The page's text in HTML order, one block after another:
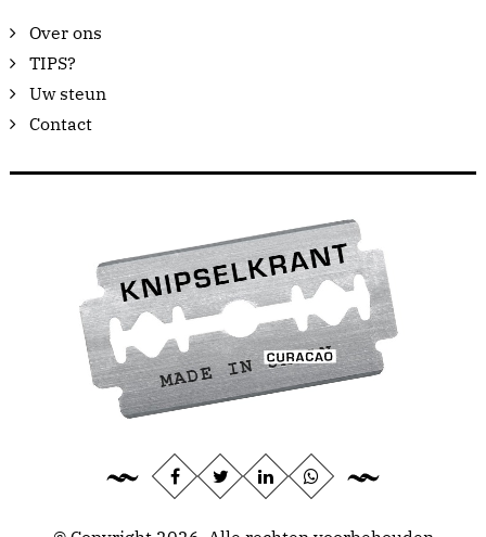
Over ons
TIPS?
Uw steun
Contact